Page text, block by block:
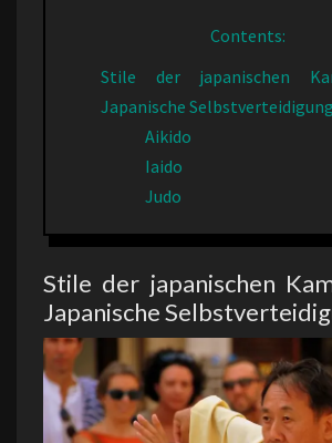
Contents:
Stile der japanischen
Japanische Selbstverteidigung
Aikido
Iaido
Judo
Stile der japanischen
Japanische